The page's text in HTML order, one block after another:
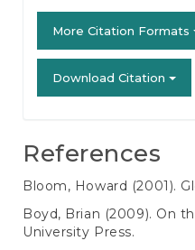
More Citation Formats
Download Citation
References
Bloom, Howard (2001).
Boyd, Brian (2009). On
University Press.